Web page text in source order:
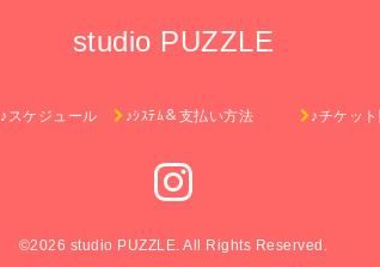
studio PUZZLE
♪スケジュール ♪ｼｽﾃﾑ＆支払い方法 ♪チケット
©2026 studio PUZZLE. All Rights Reserved.